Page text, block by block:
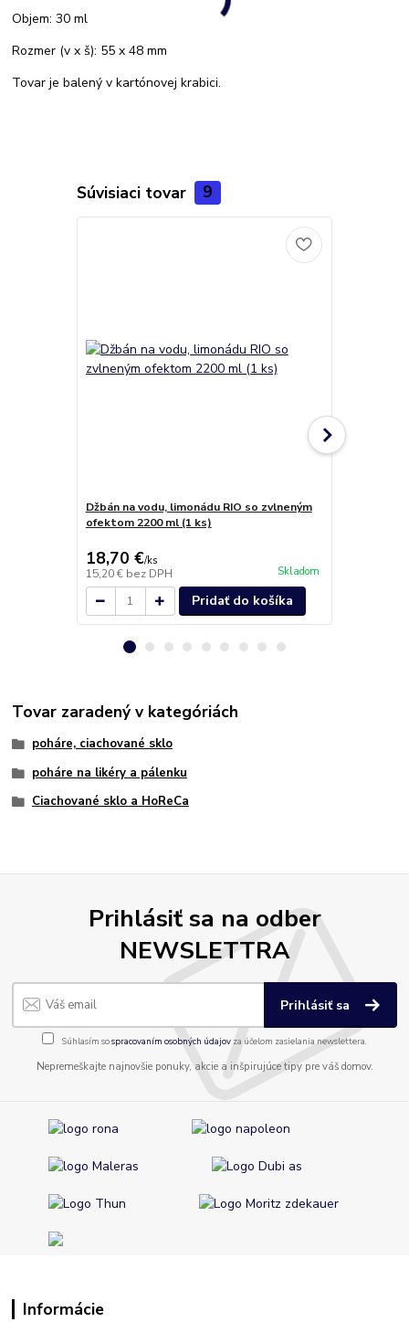
Objem: 30 ml
Rozmer (v x š): 55 x 48 mm
Tovar je balený v kartónovej krabici.
Súvisiaci tovar 9
Džbán na vodu, limonádu RIO so zvlneným
ofektom 2200 ml (1 ks)
18,70 €/ks
15,20 € bez DPH Skladom
Pridať do košíka
Tovar zaradený v kategóriách
poháre, ciachované sklo
poháre na likéry a pálenku
Ciachované sklo a HoReCa
Prihlásiť sa na odber
NEWSLETTRA
Prihlásiť sa
Súhlasím sospracovaním osobných údajov za účelom zasielania newslettera.
Nepremeškajte najnovšie ponuky, akcie a inšpirujúce tipy pre váš domov.
Informácie